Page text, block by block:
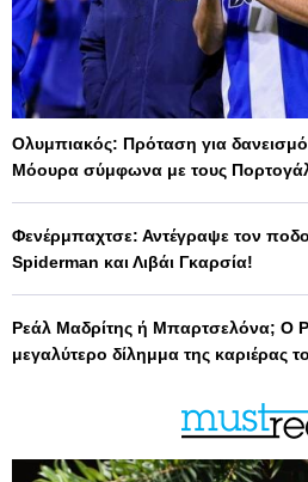
Ολυμπιακός: Πρόταση για
Μόουρα σύμφωνα με τους
Φενέρμπαχτσε: Αντέγραψε τον
Spiderman και Λιβάι Γκαρσία!
Ρεάλ Μαδρίτης ή Μπαρτσελόνα; Ο
μεγαλύτερο δίλημμα της καριέρας